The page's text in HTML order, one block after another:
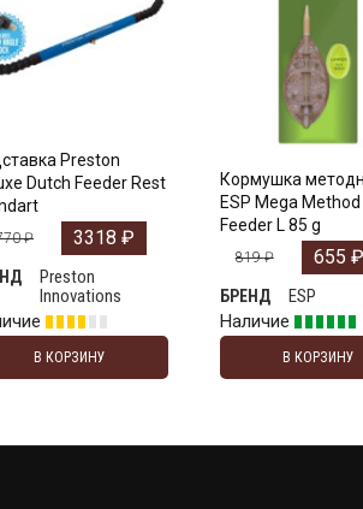
Preston
Dutch Feeder Rest
₽ 3318 ₽
Preston
Innovations
В КОРЗИНУ
Кормушка
ESP Mega Method
Feeder L 85 g
819₽ 655 ₽
БРЕНД
ESP
Наличие
В КОРЗИНУ